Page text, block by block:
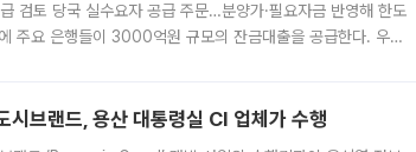
검토 당국 실수요자 공급 주문…분양가·필요자금 반영해 한도
주요 은행들이 3000억원 규모의 잔금대출을 공급한다. 우리
랜드, 용산 대통령실 CI 업체가 수행